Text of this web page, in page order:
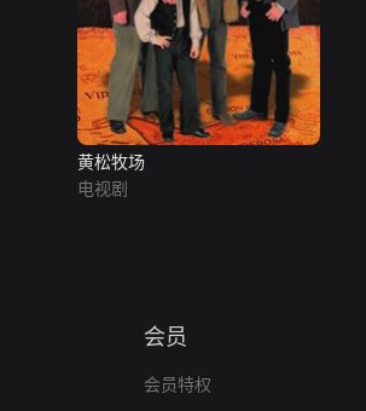
黄松牧场
电视剧
会员
会员特权